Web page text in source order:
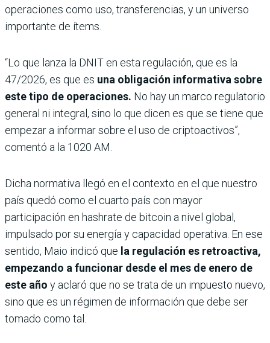
operaciones como uso, transferencias, y un universo
importante de ítems.
“Lo que lanza la DNIT en esta regulación, que es la
47/2026, es que es una obligación informativa sobre
este tipo de operaciones. No hay un marco regulatorio
general ni integral, sino lo que dicen es que se tiene que
empezar a informar sobre el uso de criptoactivos”,
comentó a la 1020 AM.
Dicha normativa llegó en el contexto en el que nuestro
país quedó como el cuarto país con mayor
participación en hashrate de bitcoin a nivel global,
impulsado por su energía y capacidad operativa. En ese
sentido, Maio indicó que la regulación es retroactiva,
empezando a funcionar desde el mes de enero de
este año y aclaró que no se trata de un impuesto nuevo,
sino que es un régimen de información que debe ser
tomado como tal.